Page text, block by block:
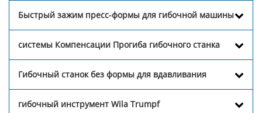
Быстрый зажим пресс-формы для гибочной машины
системы Компенсации Прогиба гибочного станка
Гибочный станок без формы для вдавливания
гибочный инструмент Wila Trumpf